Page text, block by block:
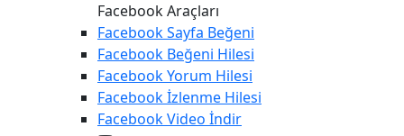
Facebook Araçları
FacebookSayfa Beğeni
Facebook Beğeni Hilesi
FacebookYorum Hilesi
Facebookİzlenme Hilesi
FacebookVideo İndir